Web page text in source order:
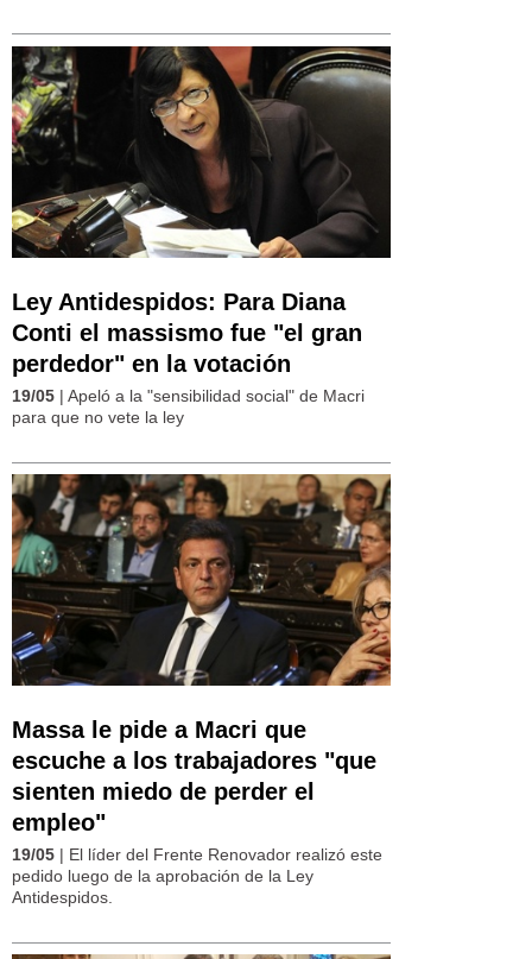
Ley Antidespidos: Para Diana
Conti el massismo fue "el gran
perdedor" en la votación
19/05 | Apeló a la "sensibilidad social" de Macri
para que no vete la ley
Massa le pide a Macri que
escuche a los trabajadores "que
sienten miedo de perder el
empleo"
19/05 | El líder del Frente Renovador realizó este
pedido luego de la aprobación de la Ley
Antidespidos.